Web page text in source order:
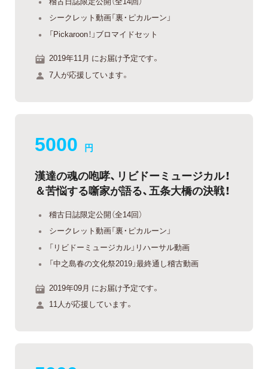
シークレット動画「裏・ピカルーン」
「Pickaroon！」ブロマイドセット
2019年11月 にお届け予定です。
7人が応援しています。
5000 円
漢達の魂の咆哮、リビドーミュージカル！
＆苦悩する噺家が語る、五条大橋の決戦！
稽古日誌限定公開（全14回）
シークレット動画「裏・ピカルーン」
「リビドーミュージカル」リハーサル動画
「中之島春の文化祭2019」最終通し稽古動画
2019年09月 にお届け予定です。
11人が応援しています。